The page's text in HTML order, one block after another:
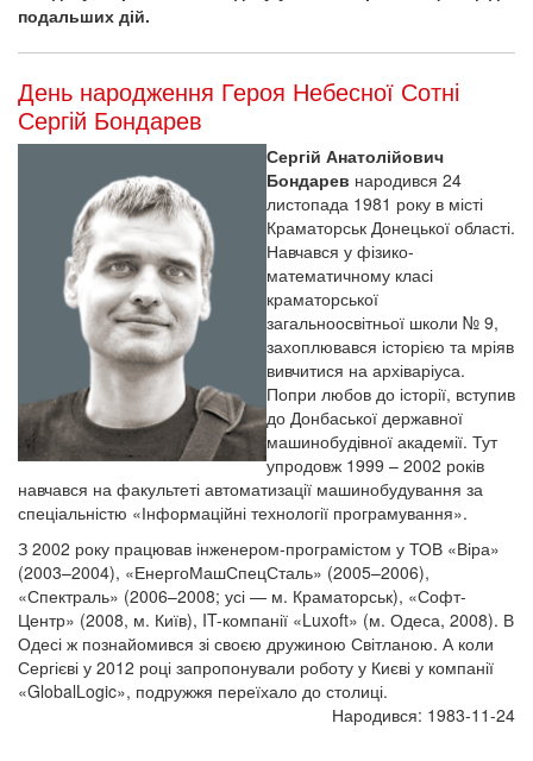
подальших дій.
День народження Героя Небесної Сотні
Сергій Бондарев
Сергій Анатолійович
Бондарев народився 24
листопада 1981 року в місті
Краматорськ Донецької області.
Навчався у фізико-
математичному класі
краматорської
загальноосвітньої школи № 9,
захоплювався історією та мріяв
вивчитися на архіваріуса.
Попри любов до історії, вступив
до Донбаської державної
машинобудівної академії. Тут
упродовж 1999 – 2002 років
навчався на факультеті автоматизації машинобудування за
спеціальністю «Інформаційні технології програмування».
З 2002 року працював інженером-програмістом у ТОВ «Віра»
(2003–2004), «ЕнергоМашСпецСталь» (2005–2006),
«Спектраль» (2006–2008; усі — м. Краматорськ), «Софт-
Центр» (2008, м. Київ), IT-компанії «Luxoft» (м. Одеса, 2008). В
Одесі ж познайомився зі своєю дружиною Світланою. А коли
Сергієві у 2012 році запропонували роботу у Києві у компанії
«GlobalLogic», подружжя переїхало до столиці.
Народився: 1983-11-24